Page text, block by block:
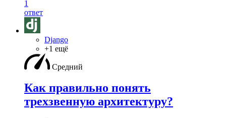
1
ответ
Django
+1 ещё
Средний
Как правильно понять
трехзвенную архитектуру?